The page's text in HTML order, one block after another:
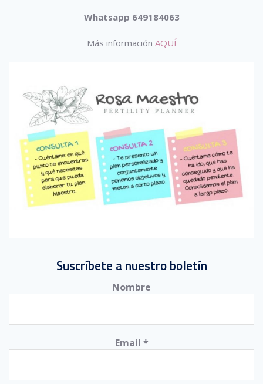
Whatsapp 649184063
Más información AQUÍ
Suscríbete a nuestro boletín
Nombre
Email *